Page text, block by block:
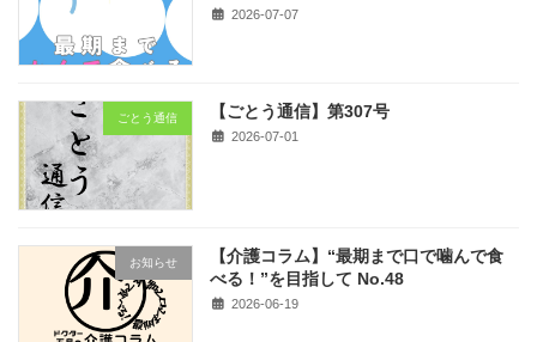
2026-07-07
ごとう通信 【ごとう通信】第307号
2026-07-01
お知らせ
【介護コラム】“最期まで口で噛んで食
べる！”を目指して No.48
2026-06-19